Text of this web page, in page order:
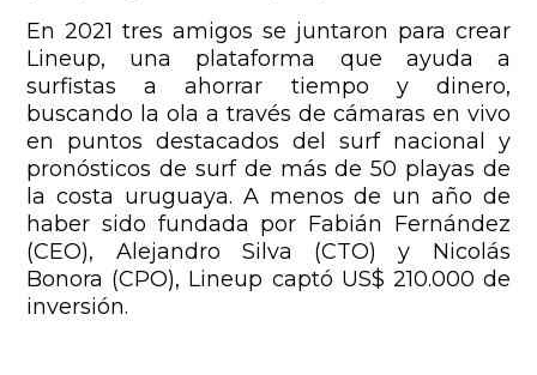
En 2021 tres amigos se juntaron para crear
Lineup, una plataforma que ayuda a
surfistas a ahorrar tiempo y dinero,
buscando la ola a través de cámaras en vivo
en puntos destacados del surf nacional y
pronósticos de surf de más de 50 playas de
la costa uruguaya. A menos de un año de
haber sido fundada por Fabián Fernández
(CEO), Alejandro Silva (CTO) y Nicolás
Bonora (CPO), Lineup captó US$ 210.000 de
inversión.